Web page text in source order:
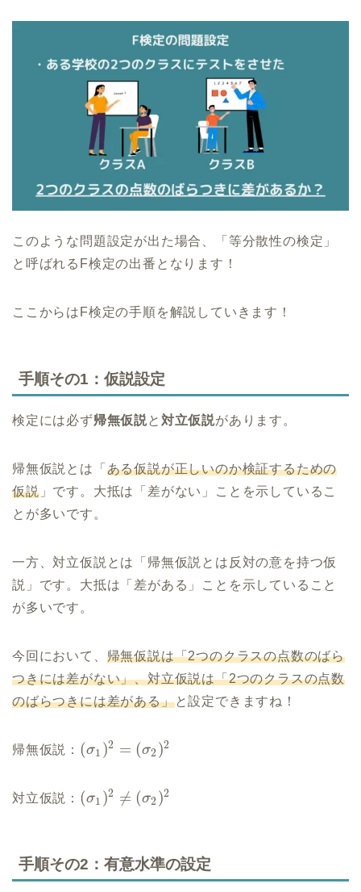
このような問題設定が出た場合、「等分散性の検定」
と呼ばれるF検定の出番となります！
ここからはF検定の手順を解説していきます！
手順その1：仮説設定
検定には必ず帰無仮説と 対立仮説があります。
帰無仮説とは「 ある仮説が正しいのか検証するための
仮説」です。大抵は「差がない」ことを示しているこ
とが多いです。
一方、対立仮説とは「帰無仮説とは反対の意を持つ仮
説」です。大抵は「差がある」ことを示していること
が多いです。
今回において、 帰無仮説は「2つのクラスの点数のばら
つきには差がない」、対立仮説は「2つのクラスの点数
のばらつきには差がある」と設定できますね！
帰無仮説： (σ1 )2 = (σ2 )2
対立仮説： (σ1 )2 ≠ (σ2 )2
手順その2：有意水準の設定